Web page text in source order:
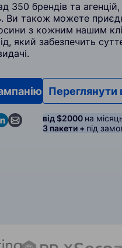
350 брендів та
Ви також можете
з кожним нашим
який забезпечить
Messenger
us in WhatsApp
us in Telegram
us in Linkedin
Contact us by email
Переглянути
від $2000 на
3 пакети + під